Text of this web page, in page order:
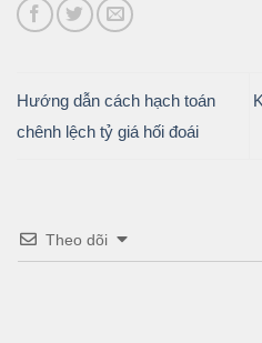
Hướng dẫn cách hạch toán
chênh lệch tỷ giá hối đoái
Theo dõi